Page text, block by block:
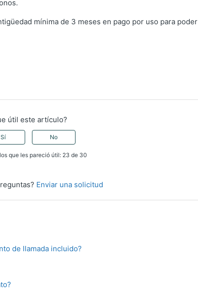
mínima de 3 meses en pago por uso para poder
útil este artículo?
Sí No
que les pareció útil: 23 de 30
Enviar una solicitud
de llamada incluido?